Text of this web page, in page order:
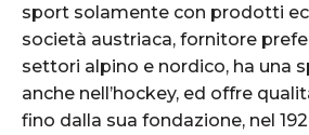
sport solamente con prodotti
società austriaca, fornitore
settori alpino e nordico, ha una
anche nell’hockey, ed offre
fino dalla sua fondazione, nel